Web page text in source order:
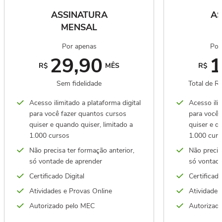
ASSINATURA
MENSAL
Por apenas
R$ 29,90 MÊS
Sem fidelidade
Acesso ilimitado a plataforma digital
para você fazer quantos cursos
quiser e quando quiser, limitado a
1.000 cursos
Não precisa ter formação anterior,
só vontade de aprender
Certificado Digital
Atividades e Provas Online
Autorizado pelo MEC
R$
Total de
Acesso
para você
quiser e
1.000
Não
só